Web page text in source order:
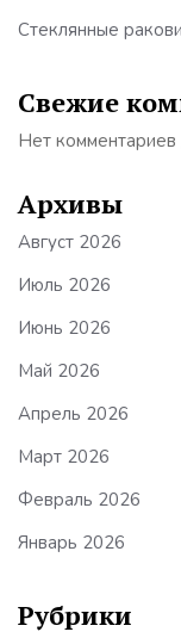
Стеклянные
Свежие
Нет комментариев
Архивы
Август 2026
Июль 2026
Июнь 2026
Май 2026
Апрель 2026
Март 2026
Февраль 2026
Январь 2026
Рубрики